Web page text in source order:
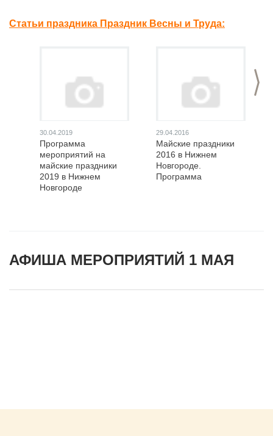
Статьи праздника Праздник Весны и Труда:
>
30.04.2019
Программа
мероприятий на
майские праздники
2019 в Нижнем
Новгороде
29.04.2016
Майские праздники
2016 в Нижнем
Новгороде.
Программа
АФИША МЕРОПРИЯТИЙ 1 МАЯ